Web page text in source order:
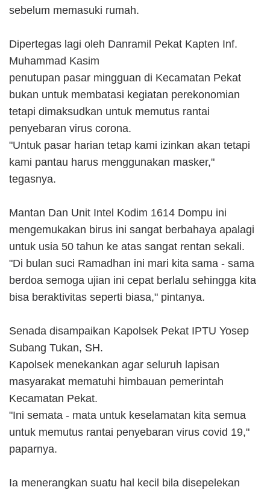
sebelum memasuki rumah.
Dipertegas lagi oleh Danramil Pekat Kapten Inf.
Muhammad Kasim
penutupan pasar mingguan di Kecamatan Pekat
bukan untuk membatasi kegiatan perekonomian
tetapi dimaksudkan untuk memutus rantai
penyebaran virus corona.
"Untuk pasar harian tetap kami izinkan akan tetapi
kami pantau harus menggunakan masker,"
tegasnya.
Mantan Dan Unit Intel Kodim 1614 Dompu ini
mengemukakan birus ini sangat berbahaya apalagi
untuk usia 50 tahun ke atas sangat rentan sekali.
"Di bulan suci Ramadhan ini mari kita sama - sama
berdoa semoga ujian ini cepat berlalu sehingga kita
bisa beraktivitas seperti biasa," pintanya.
Senada disampaikan Kapolsek Pekat IPTU Yosep
Subang Tukan, SH.
Kapolsek menekankan agar seluruh lapisan
masyarakat mematuhi himbauan pemerintah
Kecamatan Pekat.
"Ini semata - mata untuk keselamatan kita semua
untuk memutus rantai penyebaran virus covid 19,"
paparnya.
Ia menerangkan suatu hal kecil bila disepelekan